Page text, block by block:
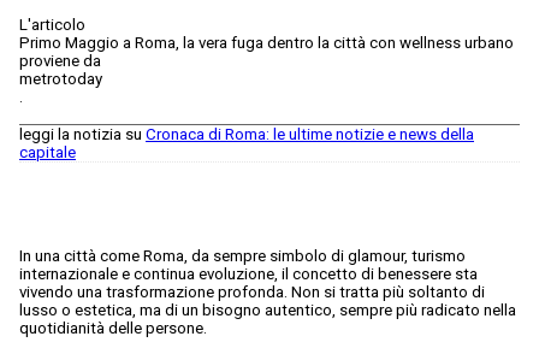
L'articolo
Primo Maggio a Roma, la vera fuga dentro la città con wellness urbano
proviene da
metrotoday
.
leggi la notizia su Cronaca di Roma: le ultime notizie e news della
capitale
In una città come Roma, da sempre simbolo di glamour, turismo
internazionale e continua evoluzione, il concetto di benessere sta
vivendo una trasformazione profonda. Non si tratta più soltanto di
lusso o estetica, ma di un bisogno autentico, sempre più radicato nella
quotidianità delle persone.